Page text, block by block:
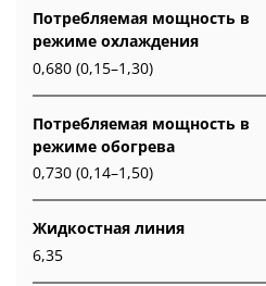
Потребляемая мощность в
режиме охлаждения
0,680 (0,15–1,30)
Потребляемая мощность в
режиме обогрева
0,730 (0,14–1,50)
Жидкостная линия
6,35